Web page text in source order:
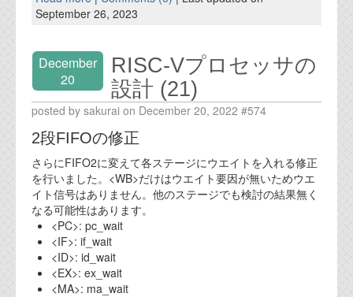
September 26, 2023
December
20
RISC-Vプロセッサの
設計 (21)
posted by sakurai on December 20, 2022 #574
2段FIFOの修正
さらにFIFO2に変えて各ステージにウエイトを入れる修正
を行いました。<WB>だけはウエイト要因が無いためウエ
イト信号はありません。他のステージでも検討の結果無く
なる可能性はあります。
<PC>: pc_wait
<IF>: if_wait
<ID>: id_wait
<EX>: ex_wait
<MA>: ma_wait